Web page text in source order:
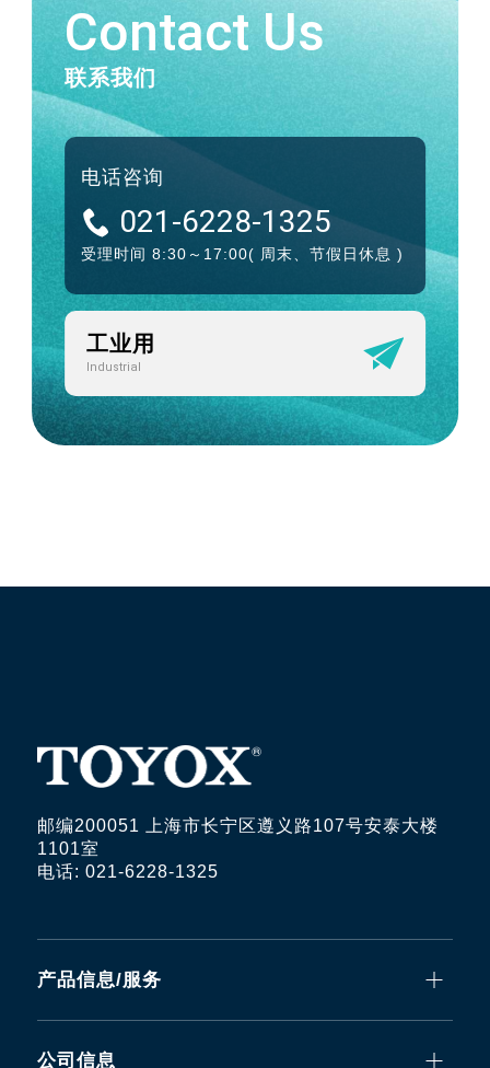
Contact Us
联系我们
电话咨询
021-6228-1325
受理时间 8:30～17:00( 周末、节假日休息 )
工业用
Industrial
邮编200051 上海市长宁区遵义路107号安泰大楼
1101室
电话: 021-6228-1325
产品信息/服务
公司信息